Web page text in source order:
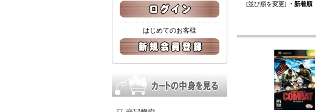
はじめてのお客様
[並び順を変更] ・新着順